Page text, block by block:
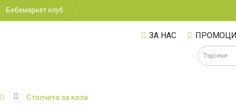
Бебемаркет клуб
ЗА НАС
БЕБЕШКИСтолчета за кола